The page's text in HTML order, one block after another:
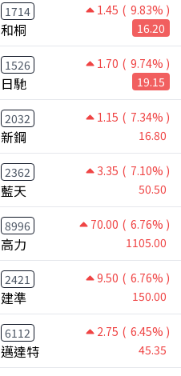
1714 1.45 ( 9.83% )
和桐 16.20
1526 1.70 ( 9.74% )
日馳 19.15
2032 1.15 ( 7.34% )
新鋼 16.80
2362 3.35 ( 7.10% )
藍天 50.50
8996 70.00 ( 6.76% )
高力 1105.00
2421 9.50 ( 6.76% )
建準 150.00
6112 2.75 ( 6.45% )
邁達特 45.35